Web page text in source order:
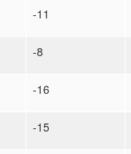
-11
-8
-16
-15